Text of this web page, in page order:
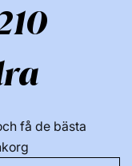
få de bästa